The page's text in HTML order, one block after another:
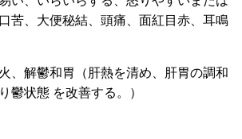
苦、大便秘結、頭痛、面紅目赤、耳鳴
、解鬱和胃（肝熱を清め、肝胃の調和
鬱状態 を改善する。）